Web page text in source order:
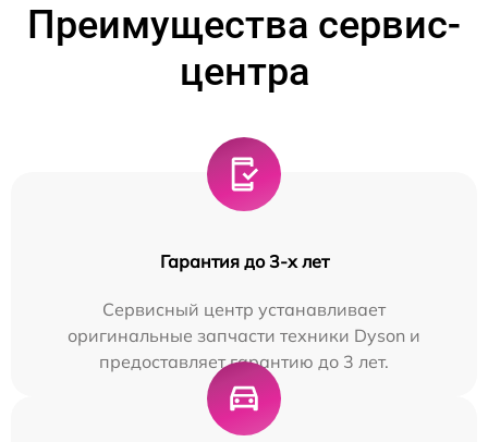
Преимущества сервис-
центра
Гарантия до 3-х лет
Сервисный центр устанавливает
оригинальные запчасти техники Dyson и
предоставляет гарантию до 3 лет.